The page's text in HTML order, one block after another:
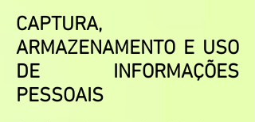
CAPTURA,
ARMAZENAMENTO E USO
DE INFORMAÇÕES
PESSOAIS